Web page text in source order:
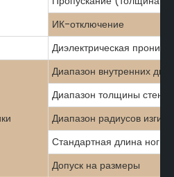
ИК-отключение
Диэлектрическая
Диапазон внутренних
Диапазон толщины стенок
Диапазон радиусов изгиба
Стандартная длина ноги
Допуск на размеры